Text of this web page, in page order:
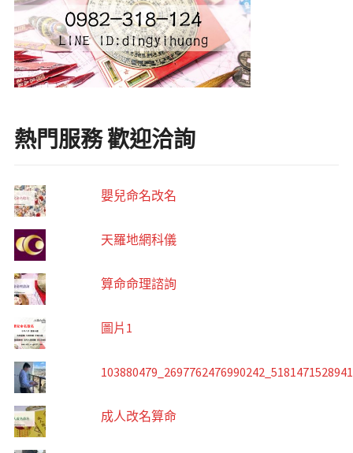
熱門服務 歡迎洽詢
嬰兒命名改名
天羅地網科儀
算命命理諮詢
圖片1
成人改名算命